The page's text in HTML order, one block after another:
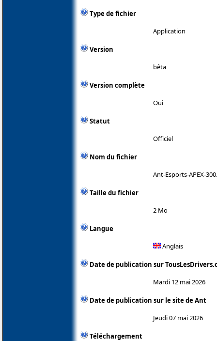
Type de fichier
Application
Version
bêta
Version complète
Oui
Statut
Officiel
Nom du fichier
Ant-Esports-APEX-
Taille du fichier
2 Mo
Langue
Anglais
Date de publication sur
Mardi 12 mai 2026
Date de publication sur le site de Ant
Jeudi 07 mai 2026
Téléchargement